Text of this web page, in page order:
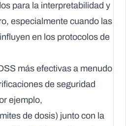
para la interpretabilidad y
especialmente cuando las
en los protocolos de
más efectivas a menudo
de seguridad
ejemplo,
de dosis) junto con la